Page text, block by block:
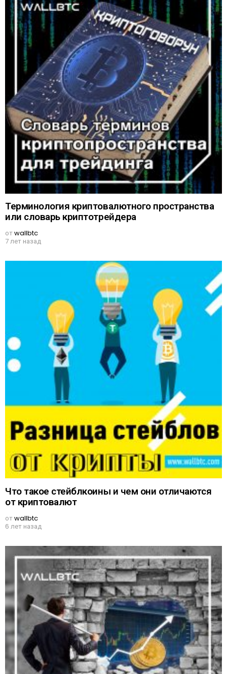
Терминология криптовалютного пространства
или словарь криптотрейдера
отwallbtc
7 лет назад
Что такое стейблкоины и чем они отличаются
от криптовалют
отwallbtc
6 лет назад